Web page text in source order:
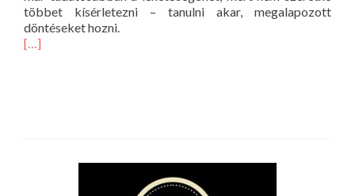
többet kísérletezni – tanulni akar, megalapozott
döntéseket hozni.
[…]